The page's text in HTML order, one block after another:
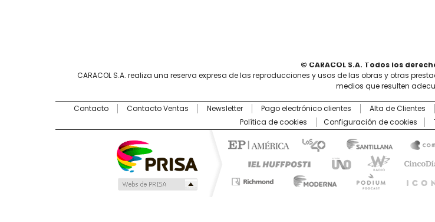
© CARACOL S.A. Todos los
CARACOL S.A. realiza una reserva expresa de las reproducciones y usos de las obras y otras
medios que resulten
Contacto Contacto Ventas Newsletter Pago electrónico clientes Alta de Clientes
Política de cookies
Configuración de cookies